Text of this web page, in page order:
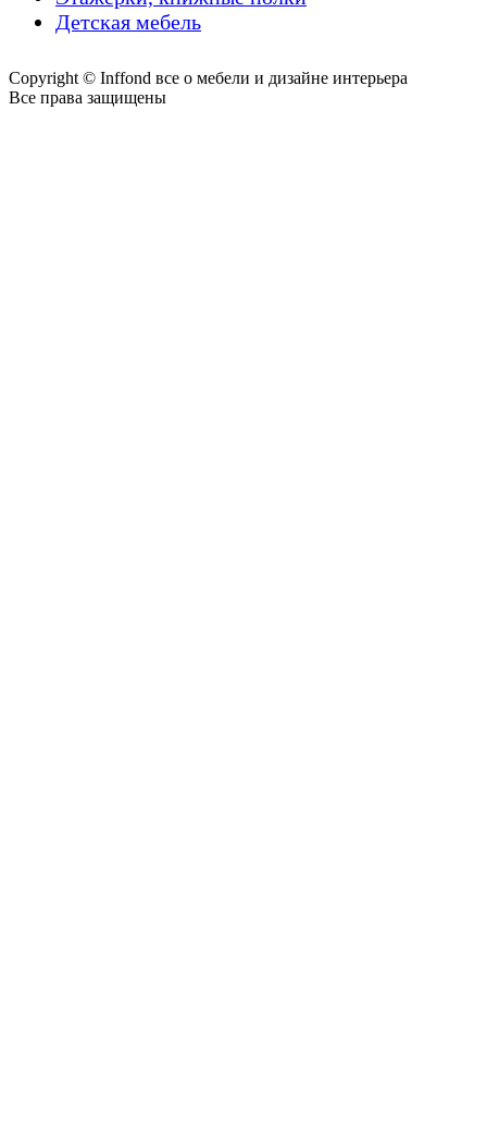
Детская мебель
Copyright © Inffond все о мебели и дизайне интерьера
Все права защищены